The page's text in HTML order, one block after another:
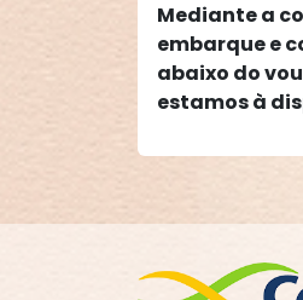
Mediante a
embarque e
abaixo do
estamos à